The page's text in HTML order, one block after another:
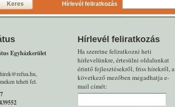
Keres Hírlevél feliratkozás
Egyházkerület
teheti fel.
Hírlevél feliratkozás
Ha szeretne feliratkozni heti
hírlevelünkre, értesülni oldalunkat
érintő fejlesztésekről, friss hírekről, a
következő mezőben megadhatja e-
mail címét: